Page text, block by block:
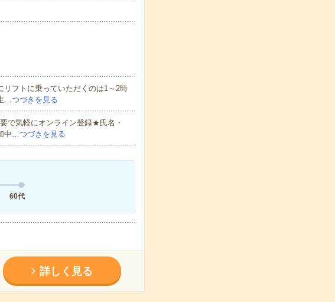
フトに乗っていただくのは1～2時
…つづきを見る
で気軽にオンライン登録★氏名・
中…つづきを見る
60代
詳しく見る